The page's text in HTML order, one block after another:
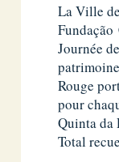
La Ville
Journée
Rouge
pour
Quinta da
Total